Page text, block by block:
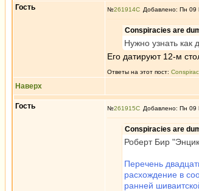
Гость №261914 Добавлено: Пн 09
Conspiracies are
Нужно узнать
Его датируют 12-м
Ответы на этот пост:
Наверх
Гость №261915 Добавлено: Пн 09
Conspiracies are
Роберт Бир
Перечень
расхождение в
ранней